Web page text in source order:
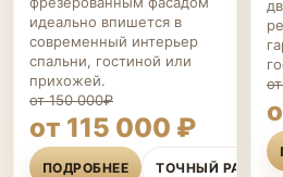
идеально впишется в
современный интерьер
спальни, гостиной или
прихожей.
от 150 000₽
от 115 000 ₽
ПОДРОБНЕЕ ТОЧНЫЙ РАСЧЁТ